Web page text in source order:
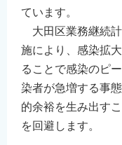
ています。
大田区業務継続
施により、感染拡
ることで感染のピ
染者が急増する事
的余裕を生み出す
を回避します。